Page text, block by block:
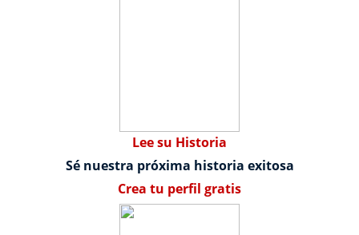
Lee su Historia
Sé nuestra próxima historia exitosa
Crea tu perfil gratis